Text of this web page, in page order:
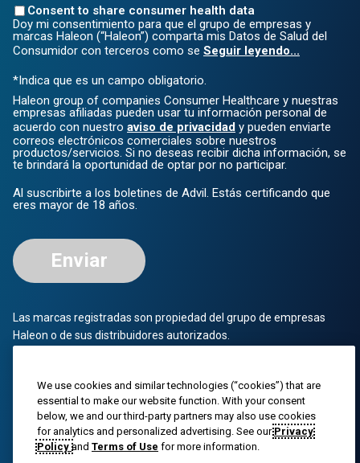
Consent to share consumer health data
Doy mi consentimiento para que el grupo de empresas y
marcas Haleon (“Haleon”) comparta mis Datos de Salud del
Consumidor con terceros como se Seguir leyendo...
*Indica que es un campo obligatorio.
Haleon group of companies Consumer Healthcare y nuestras
empresas afiliadas pueden usar tu información personal de
acuerdo con nuestro aviso de privacidad y pueden enviarte
correos electrónicos comerciales sobre nuestros
productos/servicios. Si no deseas recibir dicha información, se
te brindará la oportunidad de optar por no participar.
Al suscribirte a los boletines de Advil. Estás certificando que
eres mayor de 18 años.
Enviar
Las marcas registradas son propiedad del grupo de empresas
Haleon o de sus distribuidores autorizados.
Todos los derechos reservados. El contenido de este sitio web
está destinado únicamente al público estadounidense.
PM-US-ADV-25-00025
We use cookies and similar technologies (“cookies”) that are
essential to make our website function. With your consent
below, we and our third-party partners may also use cookies
for analytics and personalized advertising. See ourPrivacy
Policy and Terms of Use for more information.